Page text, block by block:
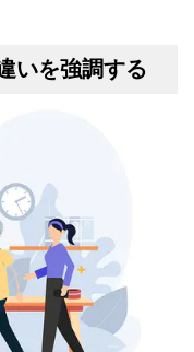
いを強調する